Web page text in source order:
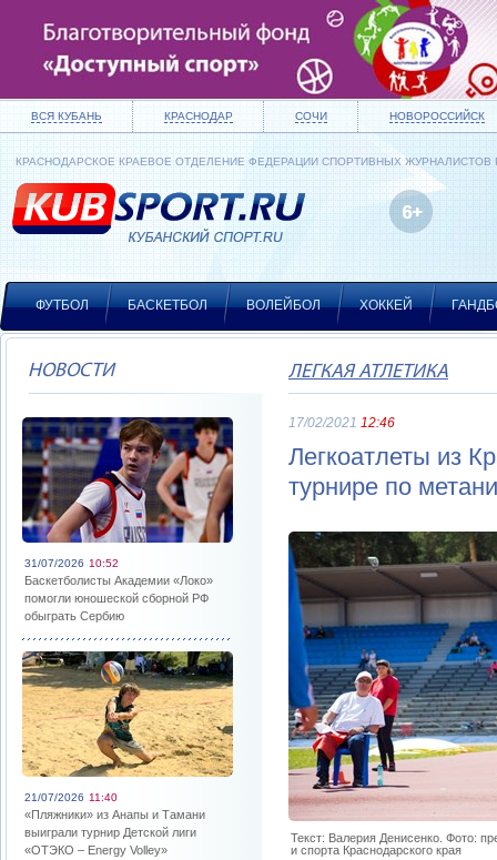
ВСЯ КУБАНЬ КРАСНОДАР СОЧИ НОВОРОССИЙСК
КРАСНОДАРСКОЕ КРАЕВОЕ ОТДЕЛЕНИЕ ФЕДЕРАЦИИ СПОРТИВНЫХ ЖУРНАЛИСТОВ
ФУТБОЛ БАСКЕТБОЛ ВОЛЕЙБОЛ ХОККЕЙ
НОВОСТИ
31/07/2026 10:52
Баскетболисты Академии «Локо»
помогли юношеской сборной РФ
обыграть Сербию
21/07/2026 11:40
«Пляжники» из Анапы и Тамани
выиграли турнир Детской лиги
«ОТЭКО – Energy Volley»
ЛЕГКАЯ АТЛЕТИКА
17/02/2021 12:46
Легкоатлеты из
турнире по
Текст: Валерия Денисенко. Фото:
и спорта Краснодарского края